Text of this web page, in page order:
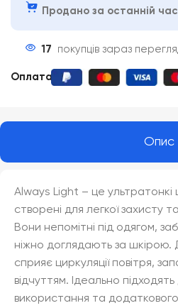
Продано за останній
17 покупців зараз
Оплата
Опис
Always Light – це
створені для легкої захисту
Вони непомітні під одягом,
ніжно доглядають за
сприяє циркуляції повітря,
відчуттям. Ідеально
використання та додаткового